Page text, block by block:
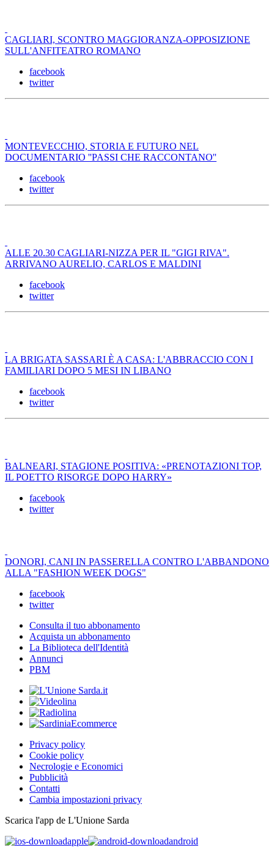
CAGLIARI, SCONTRO MAGGIORANZA-OPPOSIZIONE
SULL'ANFITEATRO ROMANO
facebook
twitter
MONTEVECCHIO, STORIA E FUTURO NEL
DOCUMENTARIO ''PASSI CHE RACCONTANO''
facebook
twitter
ALLE 20.30 CAGLIARI-NIZZA PER IL "GIGI RIVA".
ARRIVANO AURELIO, CARLOS E MALDINI
facebook
twitter
LA BRIGATA SASSARI È A CASA: L'ABBRACCIO CON I
FAMILIARI DOPO 5 MESI IN LIBANO
facebook
twitter
BALNEARI, STAGIONE POSITIVA: «PRENOTAZIONI TOP,
IL POETTO RISORGE DOPO HARRY»
facebook
twitter
DONORI, CANI IN PASSERELLA CONTRO L'ABBANDONO
ALLA "FASHION WEEK DOGS"
facebook
twitter
Consulta il tuo abbonamento
Acquista un abbonamento
La Biblioteca dell'Identità
Annunci
PBM
Privacy policy
Cookie policy
Necrologie e Economici
Pubblicità
Contatti
Cambia impostazioni privacy
Scarica l'app de L'Unione Sarda
apple
android